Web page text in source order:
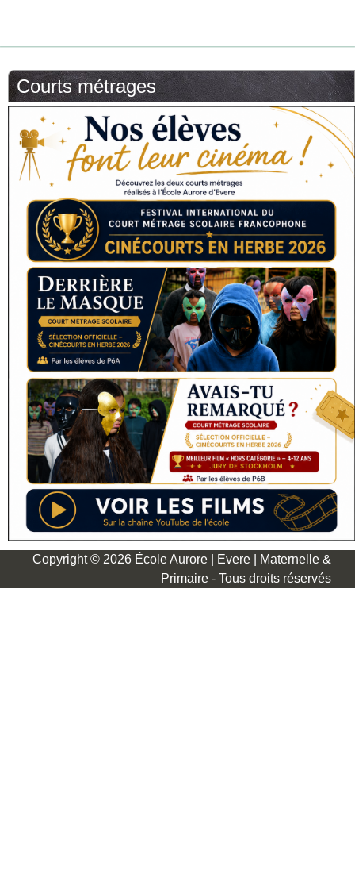
Courts métrages
Copyright © 2026 École Aurore | Evere | Maternelle &
Primaire - Tous droits réservés